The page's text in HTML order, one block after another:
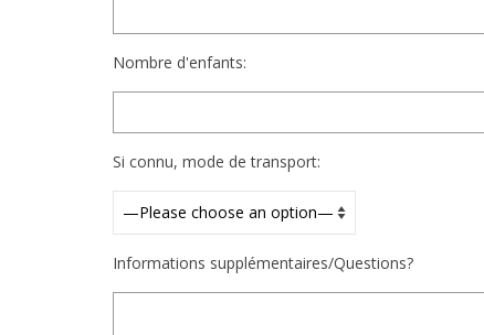
Nombre d'enfants:
Si connu, mode de transport:
Informations supplémentaires/Questions?